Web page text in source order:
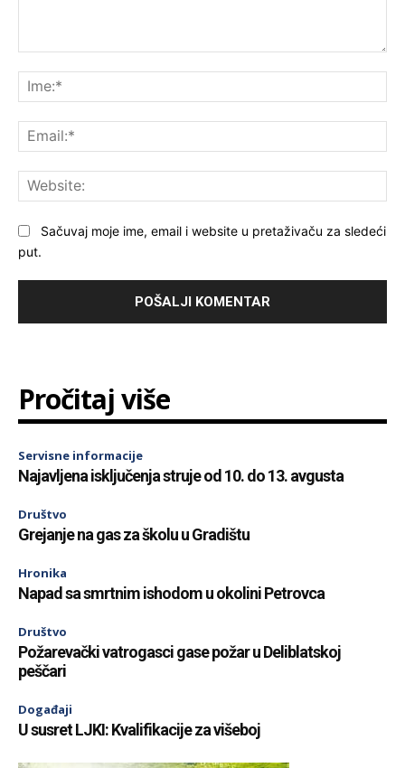
Sačuvaj moje ime, email i website u pretaživaču za sledeći
put.
Pročitaj više
Servisne informacije
Najavljena isključenja struje od 10. do 13. avgusta
Društvo
Grejanje na gas za školu u Gradištu
Hronika
Napad sa smrtnim ishodom u okolini Petrovca
Društvo
Požarevački vatrogasci gase požar u Deliblatskoj
peščari
Događaji
U susret LJKI: Kvalifikacije za višeboj